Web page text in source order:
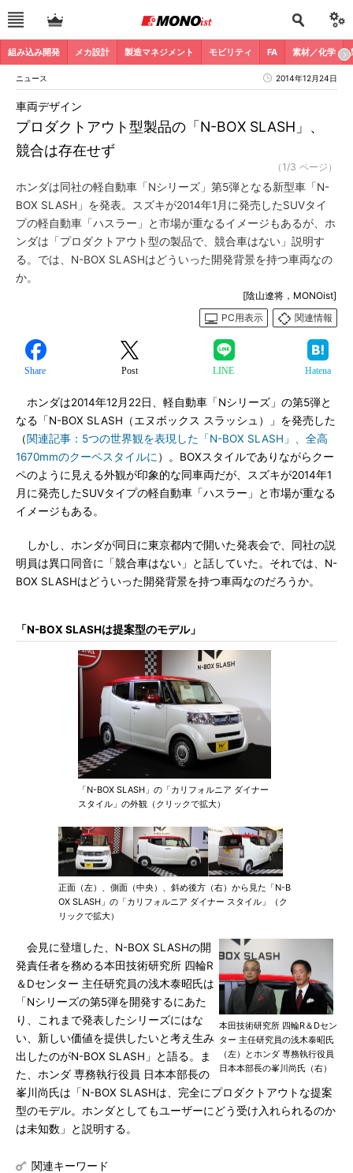
組み込み開発 メカ設計 製造マネジメント モビリティ FA 素材／化学
ニュース 2014年12月24日
プロダクトアウト型製品の「N-BOX SLASH」、
競合は存在せず
車両デザイン
（1/3 ページ）
ホンダは同社の軽自動車「Nシリーズ」第5弾となる新型車「N-
BOX SLASH」を発表。スズキが2014年1月に発売したSUVタイ
プの軽自動車「ハスラー」と市場が重なるイメージもあるが、ホ
ンダは「プロダクトアウト型の製品で、競合車はない」説明す
る。では、N-BOX SLASHはどういった開発背景を持つ車両なの
か。
[陰山遼将，MONOist]
PC用表示
関連情報
Share Post LINE Hatena
ホンダは2014年12月22日、軽自動車「Nシリーズ」の第5弾と
なる「N-BOX SLASH（エヌボックス スラッシュ）」を発売した
（関連記事：5つの世界観を表現した「N-BOX SLASH」、全高
1670mmのクーペスタイルに ）。BOXスタイルでありながらクー
ペのように見える外観が印象的な同車両だが、スズキが2014年1
月に発売したSUVタイプの軽自動車「ハスラー」と市場が重なる
イメージもある。
しかし、ホンダが同日に東京都内で開いた発表会で、同社の説
明員は異口同音に「競合車はない」と話していた。それでは、N-
BOX SLASHはどういった開発背景を持つ車両なのだろうか。
「N-BOX SLASHは提案型のモデル」
「N-BOX SLASH」の「カリフォルニア ダイナー
スタイル」の外観（クリックで拡大）
正面（左）、側面（中央）、斜め後方（右）から見た「N-B
OX SLASH」の「カリフォルニア ダイナー スタイル」（ク
リックで拡大）
本田技術研究所 四輪R＆Dセン
ター 主任研究員の浅木泰昭氏
（左）とホンダ 専務執行役員
日本本部長の峯川尚氏（右）
会見に登壇した、N-BOX SLASHの開
発責任者を務める本田技術研究所 四輪R
＆Dセンター 主任研究員の浅木泰昭氏は
「Nシリーズの第5弾を開発するにあた
り、これまで発表したシリーズにはな
い、新しい価値を提供したいと考え生み
出したのがN-BOX SLASH」と語る。ま
た、ホンダ 専務執行役員 日本本部長の
峯川尚氏は「N-BOX SLASHは、完全にプロダクトアウトな提案
型のモデル。ホンダとしてもユーザーにどう受け入れられるのか
は未知数」と説明する。
関連キーワード